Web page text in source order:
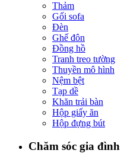
Thảm
Gối sofa
Đèn
Ghế đôn
Đồng hồ
Tranh treo tường
Thuyền mô hình
Nệm bệt
Tạp dề
Khăn trải bàn
Hộp giấy ăn
Hộp đựng bút
Chăm sóc gia đình